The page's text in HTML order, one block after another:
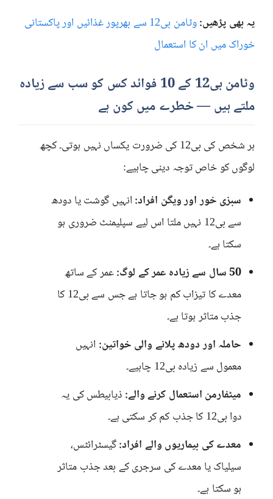
یہ بھی پڑھیں:
وٹامن بی12 سے بھرپور غذائیں اور پاکستانی
خوراک میں ان کا استعمال
وٹامن بی12 کے 10 فوائد کس کو سب سے زیادہ
ملتے ہیں — خطرے میں کون ہے
ہر شخص کی بی12 کی ضرورت یکساں نہیں ہوتی۔ کچھ
لوگوں کو خاص توجہ دینی چاہیے:
سبزی خور اور ویگن افراد: انہیں گوشت یا دودھ
سے بی12 نہیں ملتا اس لیے سپلیمنٹ ضروری ہو
سکتا ہے۔
50 سال سے زیادہ عمر کے لوگ:
عمر کے ساتھ
معدے کا تیزاب کم ہو جاتا ہے جس سے بی12 کا
جذب متاثر ہوتا ہے۔
حاملہ اور دودھ پلانے والی خواتین: انہیں
معمول سے زیادہ بی12 چاہیے۔
میٹفارمن استعمال کرنے والے: ذیابیطس کی یہ
دوا بی12 کا جذب کم کر سکتی ہے۔
معدے کی بیماریوں والے افراد:گیسٹرائٹس،
سیلیاک یا معدے کی سرجری کے بعد جذب متاثر
ہو سکتا ہے۔